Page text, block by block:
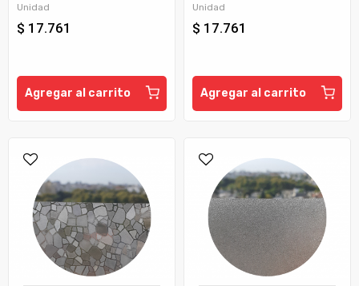
MURESCO)
Unidad
$ 17.761
Agregar al carrito
MURESCO)
Unidad
$ 17.761
Agregar al carrito